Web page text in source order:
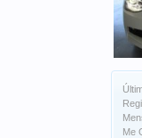
Me